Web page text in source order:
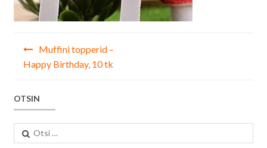
Navigeerimine
Muffini topperid –
Happy Birthday, 10 tk
OTSIN
Otsi: